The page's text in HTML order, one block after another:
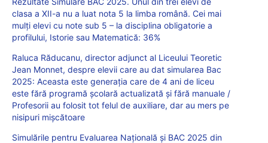
clasa a XII-a nu a luat nota 5 la limba română. Cei mai
mulți elevi cu note sub 5 – la disciplina obligatorie a
profilului, Istorie sau Matematică: 36%
Raluca Răducanu, director adjunct al Liceului Teoretic
Jean Monnet, despre elevii care au dat simularea Bac
2025: Aceasta este generația care de 4 ani de liceu
este fără programă școlară actualizată și fără manuale /
Profesorii au folosit tot felul de auxiliare, dar au mers pe
nisipuri mișcătoare
Simulările pentru Evaluarea Națională și BAC 2025 din